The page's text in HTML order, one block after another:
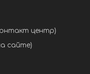
центр)
сайте)